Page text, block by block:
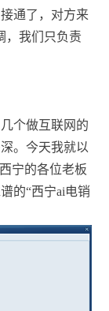
通了，对方来
，我们只负责
个做互联网的
。今天我就以
宁的各位老板
的“西宁ai电销